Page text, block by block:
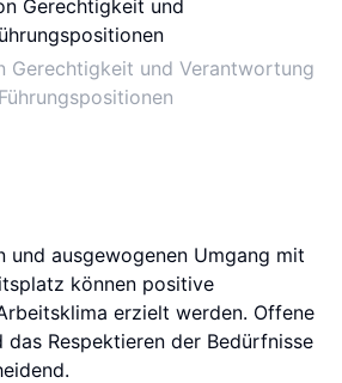
Gerechtigkeit und Verantwortung
und ausgewogenen Umgang mit
können positive
erzielt werden. Offene
das Respektieren der Bedürfnisse